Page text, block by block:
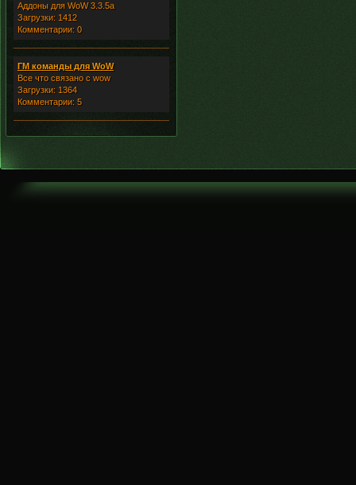
Аддоны для WoW 3.3.5a
Загрузки: 1412
Комментарии: 0
ГМ команды для WoW
Все что связано с wow
Загрузки: 1364
Комментарии: 5